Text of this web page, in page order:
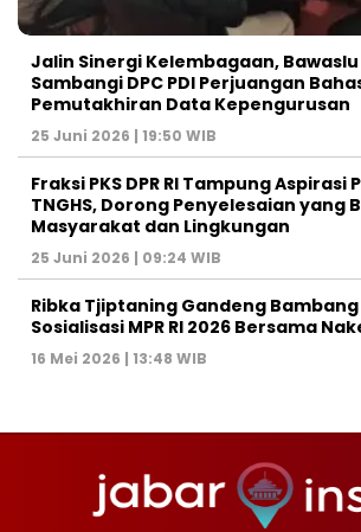
Jalin Sinergi Kelembagaan,
Sambangi DPC PDI Perjuangan
Pemutakhiran Data Kepengurusan
25 Juni 2026 | 19:50 WIB
‎Fraksi PKS DPR RI Tampung Aspirasi
TNGHS, Dorong Penyelesaian yang
Masyarakat dan Lingkungan‎
25 Juni 2026 | 09:24 WIB
Ribka Tjiptaning Gandeng Bambang
Sosialisasi MPR RI 2026 Bersama
16 Mei 2026 | 13:48 WIB